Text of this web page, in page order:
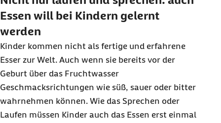
Essen will bei Kindern gelernt
werden
Kinder kommen nicht als fertige und erfahrene
Esser zur Welt. Auch wenn sie bereits vor der
Geburt über das Fruchtwasser
Geschmacksrichtungen wie süß, sauer oder bitter
wahrnehmen können. Wie das Sprechen oder
Laufen müssen Kinder auch das Essen erst einmal